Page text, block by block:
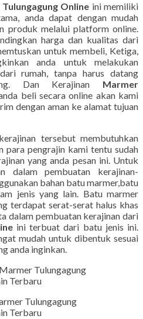
Online ini memiliki
anda dapat dengan mudah
produk melalui platform online.
harga dan kualitas dari
untuk membeli, Ketiga,
anda untuk melakukan
rumah, tanpa harus datang
Dan Kerajinan Marmer
beli secara online akan kami
dengan aman ke alamat tujuan
tersebut membutuhkan
para pengrajin kami tentu sudah
yang anda pesan ini. Untuk
dalam pembuatan kerajinan-
bahan batu marmer,batu
jenis yang lain. Batu marmer
terdapat serat-serat halus khas
dalam pembuatan kerajinan dari
ini terbuat dari batu jenis ini.
mudah untuk dibentuk sesuai
anda inginkan.
Tulungagung
Terbaru